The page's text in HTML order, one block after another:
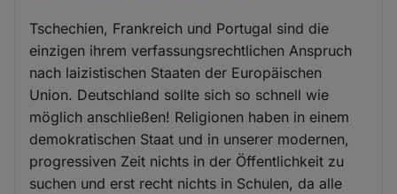
Tschechien, Frankreich und Portugal sind die
einzigen ihrem verfassungsrechtlichen Anspruch
nach laizistischen Staaten der Europäischen
Union. Deutschland sollte sich so schnell wie
möglich anschließen! Religionen haben in einem
demokratischen Staat und in unserer modernen,
progressiven Zeit nichts in der Öffentlichkeit zu
suchen und erst recht nichts in Schulen, da alle